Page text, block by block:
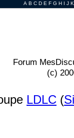
A B C D E F G H I J K
Forum
(c)
LDLC (